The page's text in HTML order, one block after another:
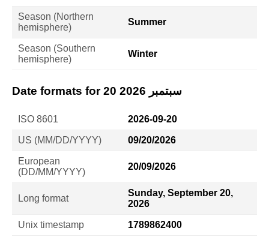
Season (Northern
hemisphere)
Summer
Season (Southern
hemisphere)
Winter
Date formats for 20 سبتمبر 2026
ISO 8601 2026-09-20
US (MM/DD/YYYY) 09/20/2026
European
(DD/MM/YYYY)
20/09/2026
Long format
Sunday, September 20,
2026
Unix timestamp 1789862400